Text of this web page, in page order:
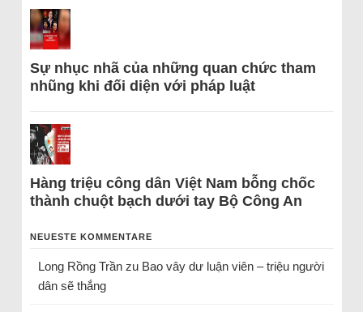
Sự nhục nhã của những quan chức tham
nhũng khi đối diện với pháp luật
Hàng triệu công dân Việt Nam bỗng chốc
thành chuột bạch dưới tay Bộ Công An
NEUESTE KOMMENTARE
Long Rồng Trầnzu Bao vây dư luận viên – triệu người
dân sẽ thắng